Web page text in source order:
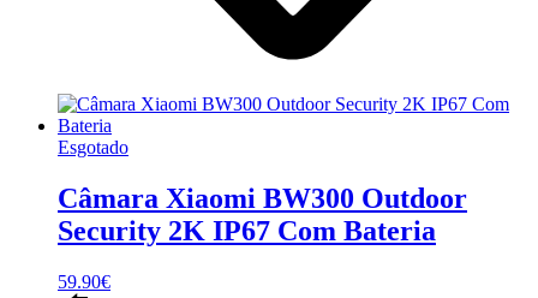
Esgotado
Câmara Xiaomi BW300 Outdoor
Security 2K IP67 Com Bateria
59.90€